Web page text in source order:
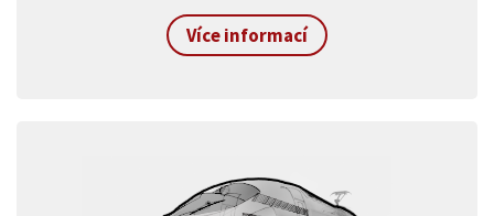
Více informací